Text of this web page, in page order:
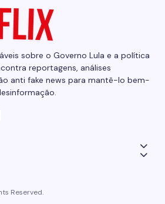
sobre o Governo Lula e a política
reportagens, análises
anti fake news para mantê-lo bem-
Reserved.